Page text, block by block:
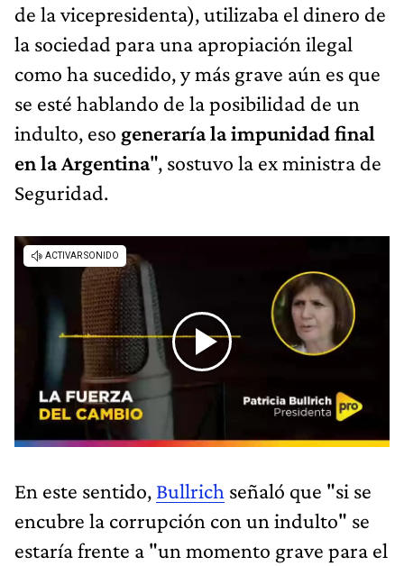
de la vicepresidenta), utilizaba el dinero de
la sociedad para una apropiación ilegal
como ha sucedido, y más grave aún es que
se esté hablando de la posibilidad de un
indulto, eso generaría la impunidad final
en la Argentina", sostuvo la ex ministra de
Seguridad.
En este sentido, Bullrich señaló que "si se
encubre la corrupción con un indulto" se
estaría frente a "un momento grave para el